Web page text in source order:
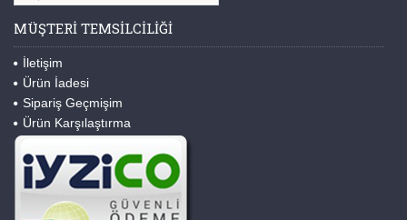
MÜŞTERI TEMSILCILIĞI
İletişim
Ürün İadesi
Sipariş Geçmişim
Ürün Karşılaştırma